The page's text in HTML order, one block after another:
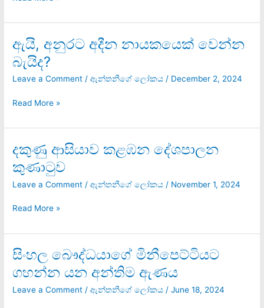
යන
ඇයි, අනුරට අදීන නායකයෙක් වෙන්න
බැයිද?
Leave a Comment /ඇන්තනීගේ ලෝකය / December 2, 2024
ඇයි,
අනුරට
අදීන
නායකයෙක්
බැයිද?
Read More »
දකුණු ආසියාව කළඹන දේශපාලන
කුණාටුව
Leave a Comment /ඇන්තනීගේ ලෝකය / November 1, 2024
දකුණු
ආසියාව
කළඹන
දේශපාලන
Read More »
සිංහල බෞද්ධයාගේ මිනීපෙට්ටියට
ගහන්න යන අන්තිම ඇණය
Leave a Comment /ඇන්තනීගේ ලෝකය /June 18, 2024
සිංහල
බෞද්ධයාගේ
මිනීපෙට්ටියට
ගහන්න